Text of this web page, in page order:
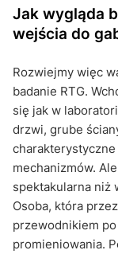
Jak wygląda
wejścia do
Rozwiejmy więc
badanie RTG.
się jak w
drzwi, grube
charakterystyczne
mechanizmów.
spektakularna niż
Osoba, która
przewodnikiem
promieniowania.